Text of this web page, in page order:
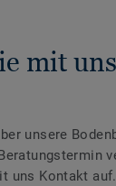
mit
unsere
uns Kontakt auf.